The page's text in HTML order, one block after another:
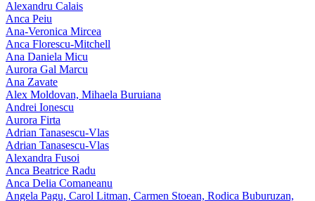
Alexandru Calais
Anca Peiu
Ana-Veronica Mircea
Anca Florescu-Mitchell
Ana Daniela Micu
Aurora Gal Marcu
Ana Zavate
Alex Moldovan, Mihaela Buruiana
Andrei Ionescu
Aurora Firta
Adrian Tanasescu‑Vlas
Adrian Tanasescu-Vlas
Alexandra Fusoi
Anca Beatrice Radu
Anca Delia Comaneanu
Angela Pagu, Carol Litman, Carmen Stoean, Rodica Buburuzan,